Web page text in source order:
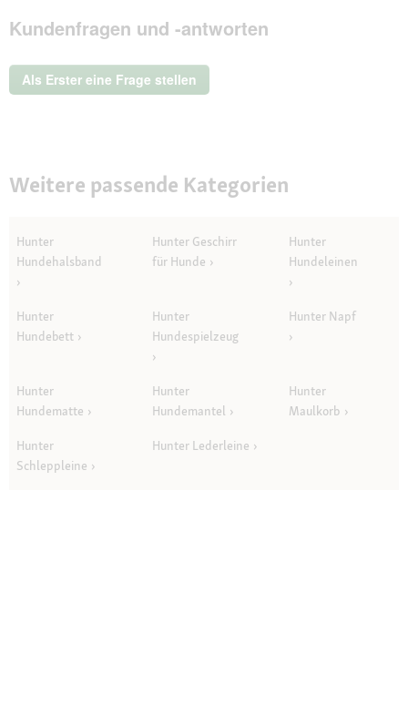
dieser
Aktion
ein
modales
Kundenfragen und -antworten
Als Erster eine Frage stellen
Weitere passende Kategorien
Hunter
Hundehalsband
Hunter Geschirr
für Hunde
Hunter
Hundeleinen
Hunter
Hundebett
Hunter
Hundespielzeug
Hunter Napf
Hunter
Hundematte
Hunter
Hundemantel
Hunter
Maulkorb
Hunter
Schleppleine
Hunter Lederleine